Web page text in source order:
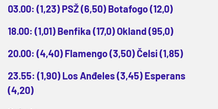
03.00: (1,23) PSŽ (6,50) Botafogo (12,0)
18.00: (1,01) Benfika (17,0) Okland (95,0)
20.00: (4,40) Flamengo (3,50) Čelsi (1,85)
23.55: (1,90) Los Anđeles (3,45) Esperans
(4,20)